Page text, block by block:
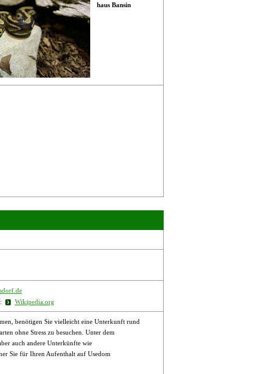
haus Bansin
Wikipedia.org
benötigen Sie vielleicht eine Unterkunft rund
ohne Stress zu besuchen. Unter dem
auch andere Unterkünfte wie
Sie für Ihren Aufenthalt auf Usedom